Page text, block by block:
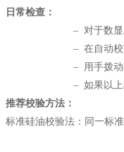
日常检查：
– 对于数
– 在自动
– 用手拨
– 如果以
推荐校验方法：
标准硅油校验法：同一标